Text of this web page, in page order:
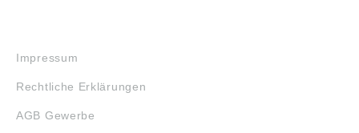
Impressum
Rechtliche Erklärungen
AGB Gewerbe